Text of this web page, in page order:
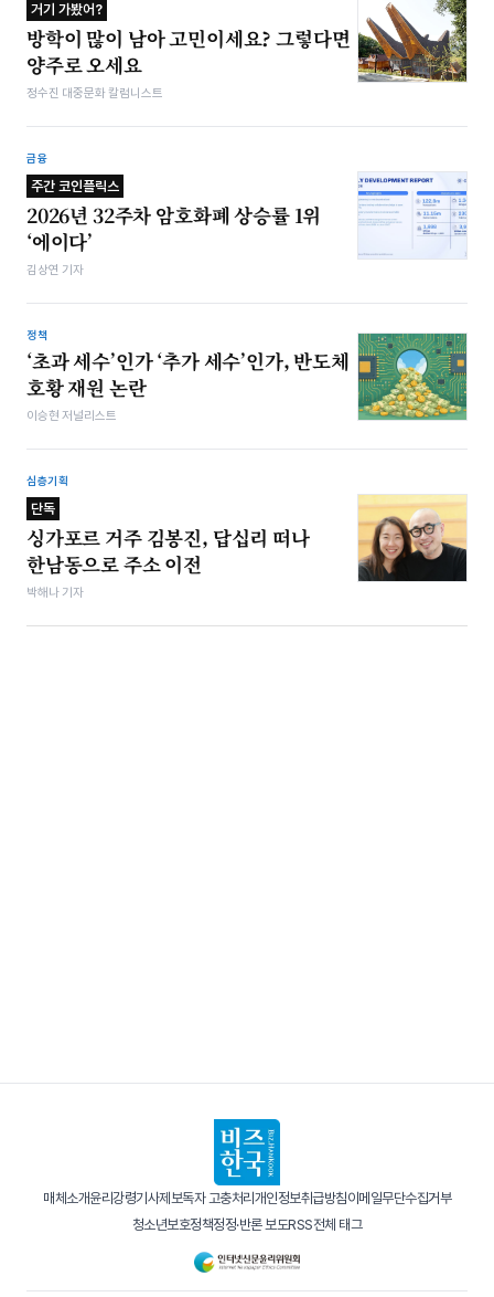
거기 가봤어?
방학이 많이 남아 고민이세요? 그렇다면
양주로 오세요
정수진 대중문화 칼럼니스트
금융
주간 코인플릭스
2026년 32주차 암호화폐 상승률 1위
‘에이다’
김상연 기자
정책
‘초과 세수’인가 ‘추가 세수’인가, 반도체
호황 재원 논란
이승현 저널리스트
심층기획
단독
싱가포르 거주 김봉진, 답십리 떠나
한남동으로 주소 이전
박해나 기자
매체소개윤리강령기사제보독자 고충처리 개인정보취급방침이메일무단수집거부
청소년보호정책정정·반론 보도RSS전체 태그